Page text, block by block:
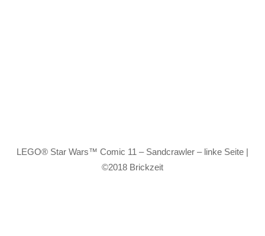
LEGO® Star Wars™ Comic 11 – Sandcrawler – linke Seite |
©2018 Brickzeit